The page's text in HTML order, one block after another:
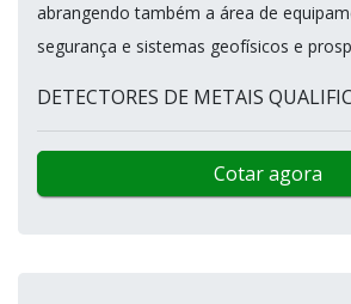
abrangendo também a área de
segurança e sistemas geofísicos e
DETECTORES DE METAIS
Cotar agora